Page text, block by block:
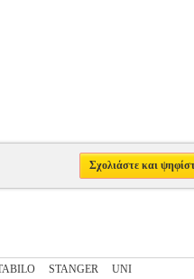
Σχολιάστε και
STANGER UNI